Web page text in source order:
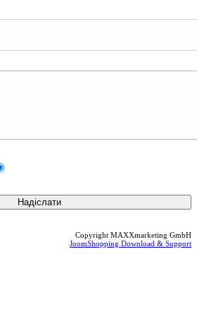
Copyright MAXXmarketing GmbH
JoomShopping Download & Support